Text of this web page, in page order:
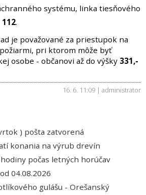
systému, linka tiesňového
112.
je považované za priestupok na
pri ktorom môže byť
osobe - občanovi až do výšky 331,-
16. 6. 11:09 | administrator
) pošta zatvorená
konania na výrub drevín
počas letných horúčav
04.08.2026
gulášu - Orešanský